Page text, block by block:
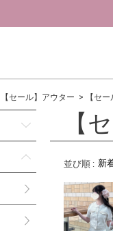
【セール】アウター 【セ
【
並び順 :